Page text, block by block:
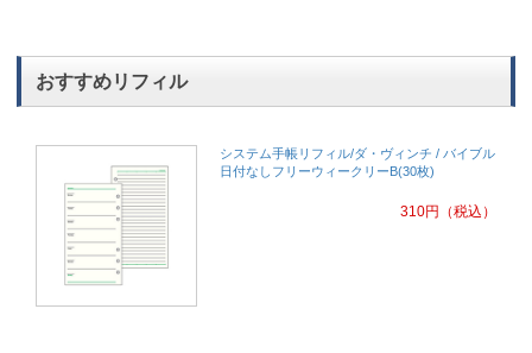
おすすめリフィル
システム手帳リフィル/ダ・ヴィンチ / バイブル
日付なしフリーウィークリーB(30枚)
310円 （税込）